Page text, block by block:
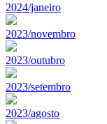
2024/janeiro
2023/novembro
2023/outubro
2023/setembro
2023/agosto